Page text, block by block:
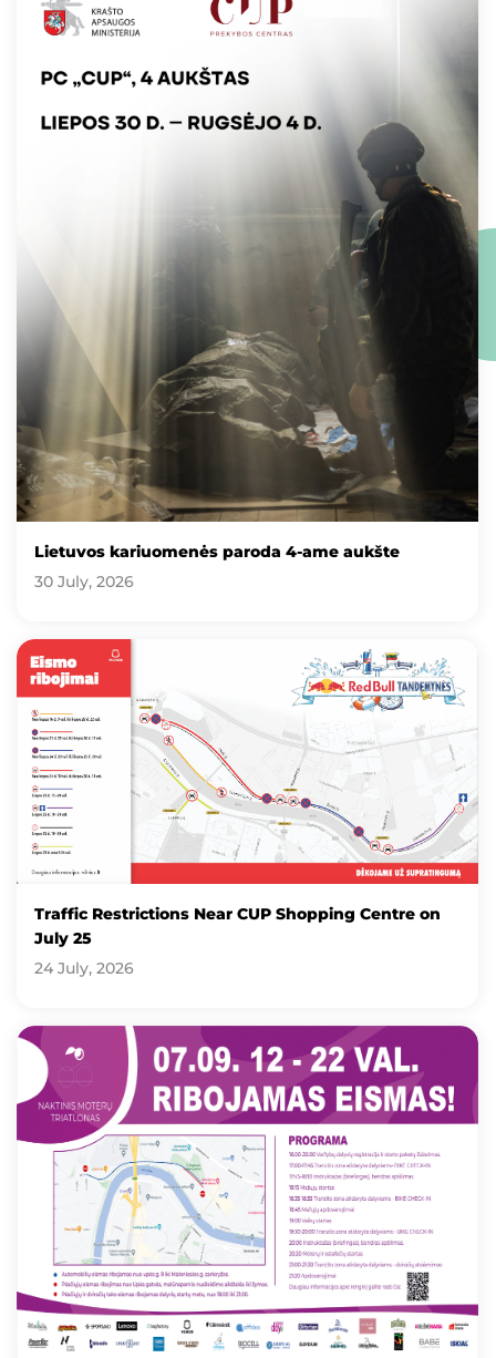
Lietuvos kariuomenės paroda 4-ame aukšte
30 July, 2026
Traffic Restrictions Near CUP Shopping Centre on
July 25
24 July, 2026